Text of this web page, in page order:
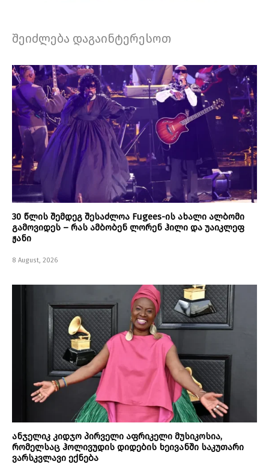
შეიძლება დაგაინტერესოთ
30 წლის შემდეგ შესაძლოა Fugees-ის ახალი ალბომი
გამოვიდეს – რას ამბობენ ლორენ ჰილი და უაიკლეფ
ჟანი
8 August, 2026
ანჯელიკ კიდჯო პირველი აფრიკელი მუსიკოსია,
რომელსაც ჰოლივუდის დიდების ხეივანში საკუთარი
ვარსკვლავი ექნება